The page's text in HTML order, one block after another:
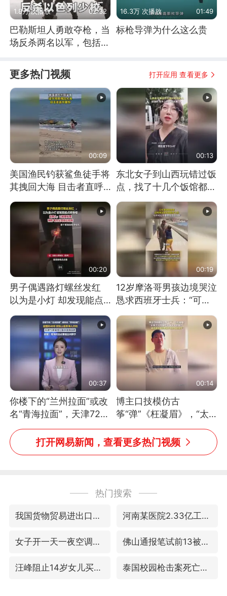
1.8万 次播放 02:32
巴勒斯坦人勇敢夺枪，当
场反杀两名以军，包括一
16.3万 次播放 01:49
标枪导弹为什么这么贵
更多热门视频 打开应用 查看更多
00:09
美国渔民钓获鲨鱼徒手将
其拽回大海 目击者直呼
震惊 （视频来源：参考
消息）
00:13
东北女子到山西玩错过饭
点，找了十几个饭馆都没
开门：午休到几点
00:20
男子偶遇路灯螺丝发红
以为是小灯 却发现能点
燃香烟 当事人：已报警
处理
00:19
12岁摩洛哥男孩边境哭泣
恳求西班牙士兵：“可不
可以不要把我遣返回国”
00:37
你楼下的“兰州拉面”或改
名“青海拉面”，天津72家
面馆已集体更换招牌
00:14
博主口技模仿古
筝“弹”《枉凝眉》，“太
像了～你是吃古筝长大的
吗？”“或将成为首位考级
不带古筝的选手。”（来
打开网易新闻，查看更多热门视频
热门搜索
我国货物贸易进出口超30万亿元 河南某医院2.33亿工程串标案细节披露
女子开一天一夜空调后二氧化碳中毒 佛山通报笔试前13被淘汰后5名进体检
汪峰阻止14岁女儿买大牌 泰国校园枪击案死亡人数升至7人